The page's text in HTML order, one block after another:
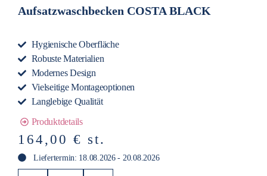
Aufsatzwaschbecken COSTA BLACK
Hygienische Oberfläche
Robuste Materialien
Modernes Design
Vielseitige Montageoptionen
Langlebige Qualität
Produktdetails
164,00 € st.
Liefertermin: 18.08.2026 - 20.08.2026